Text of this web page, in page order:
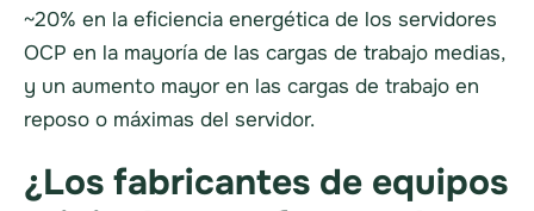
~20% en la eficiencia energética de los servidores
OCP en la mayoría de las cargas de trabajo medias,
y un aumento mayor en las cargas de trabajo en
reposo o máximas del servidor.
¿Los fabricantes de equipos